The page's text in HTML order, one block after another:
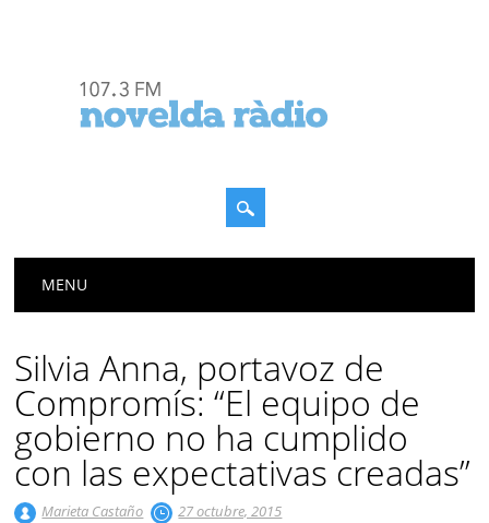
Menú principal
MENU
Silvia Anna, portavoz de
Compromís: “El equipo de
gobierno no ha cumplido
con las expectativas creadas”
Marieta Castaño 27 octubre, 2015